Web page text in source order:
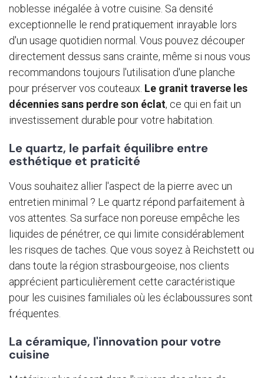
noblesse inégalée à votre cuisine. Sa densité
exceptionnelle le rend pratiquement inrayable lors
d'un usage quotidien normal. Vous pouvez découper
directement dessus sans crainte, même si nous vous
recommandons toujours l'utilisation d'une planche
pour préserver vos couteaux. Le granit traverse les
décennies sans perdre son éclat, ce qui en fait un
investissement durable pour votre habitation.
Le quartz, le parfait équilibre entre
esthétique et praticité
Vous souhaitez allier l'aspect de la pierre avec un
entretien minimal ? Le quartz répond parfaitement à
vos attentes. Sa surface non poreuse empêche les
liquides de pénétrer, ce qui limite considérablement
les risques de taches. Que vous soyez à Reichstett ou
dans toute la région strasbourgeoise, nos clients
apprécient particulièrement cette caractéristique
pour les cuisines familiales où les éclaboussures sont
fréquentes.
La céramique, l'innovation pour votre
cuisine